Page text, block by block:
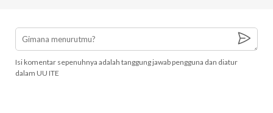
Isi komentar sepenuhnya adalah tanggung jawab pengguna dan diatur
dalam UU ITE